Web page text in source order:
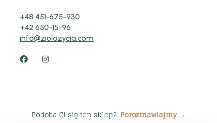
+48 451-675-930
+42 650-15-96
info@ziolazycia.com
Podoba Ci się ten sklep? Porozmawiajmy →